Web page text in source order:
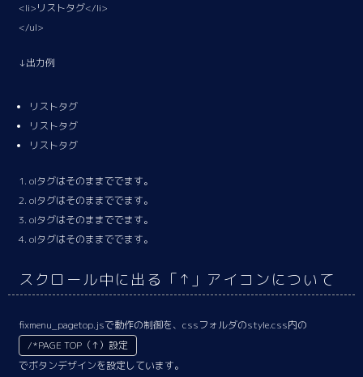
<li>リストタグ</li>
</ul>
↓出力例
リストタグ
リストタグ
リストタグ
olタグはそのままででます。
olタグはそのままででます。
olタグはそのままででます。
olタグはそのままででます。
スクロール中に出る「↑」アイコンについて
fixmenu_pagetop.jsで動作の制御を、cssフォルダのstyle.css内の
/*PAGE TOP（↑）設定
でボタンデザインを設定しています。